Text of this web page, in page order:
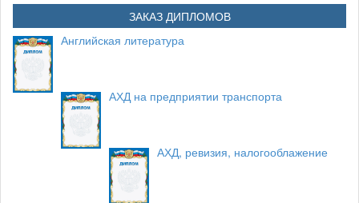
ЗАКАЗ ДИПЛОМОВ
Английская литература
АХД на предприятии транспорта
АХД, ревизия, налогооблажение